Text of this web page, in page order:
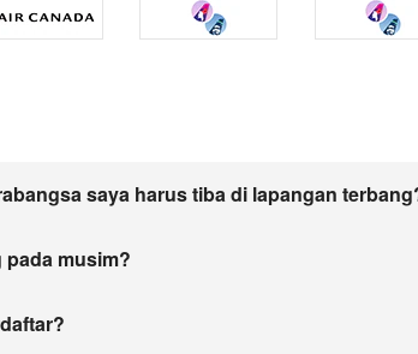
saya harus tiba di lapangan
musim?